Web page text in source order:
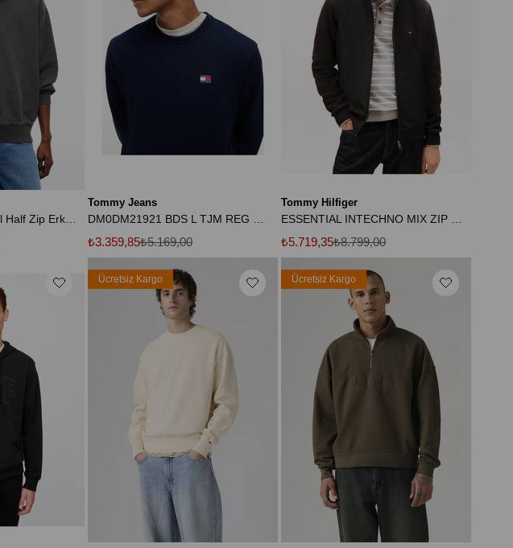
Relaxed Waffle Label Half Zip Erkek Siyah Sweatshirt
Tommy Jeans
₺3.359,85₺5.169,00
Tommy Hilfiger
₺5.719,35₺8.799,00
Ücretsiz Kargo Ücretsiz Kargo